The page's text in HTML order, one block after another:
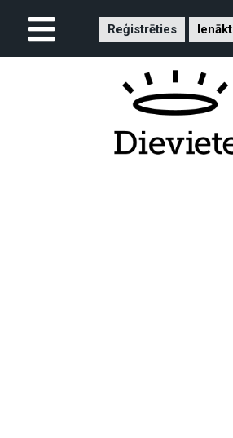
Reģistrēties Ienākt